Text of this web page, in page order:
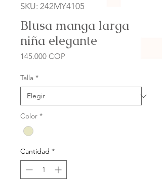
SKU: 242MY4105
Blusa manga larga
niña elegante
145.000 COP
Talla *
Color *
Cantidad *